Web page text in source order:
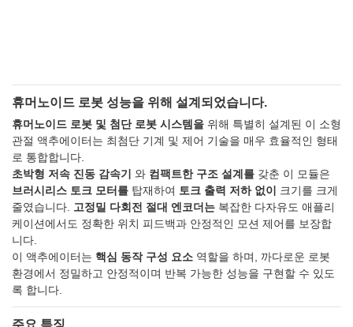
휴머노이드 로봇 성능을 위해 설계되었습니다.
휴머노이드 로봇 및 첨단 로봇 시스템을 위해 특별히 설계된 이 소형
관절 액추에이터는 최첨단 기계 및 제어 기술을 매우 효율적인 형태
로 통합합니다.
초박형 저속 진동 감속기
와 컴팩트한 구조 설계를 갖춘 이 모듈은
브러시리스 토크 모터를 탑재하여 토크 출력 저하 없이
크기를 크게
줄였습니다. 고정밀 다회전 절대 엔코더는 복잡한 다자유도 애플리
케이션에서도 정확한 위치 피드백과 안정적인 모션 제어를 보장합
니다.
이 액추에이터는 핵심 동작 구성 요소 역할을 하며, 까다로운 로봇
환경에서 정밀하고 안정적이며 반복 가능한 성능을 구현할 수 있도
록 합니다.